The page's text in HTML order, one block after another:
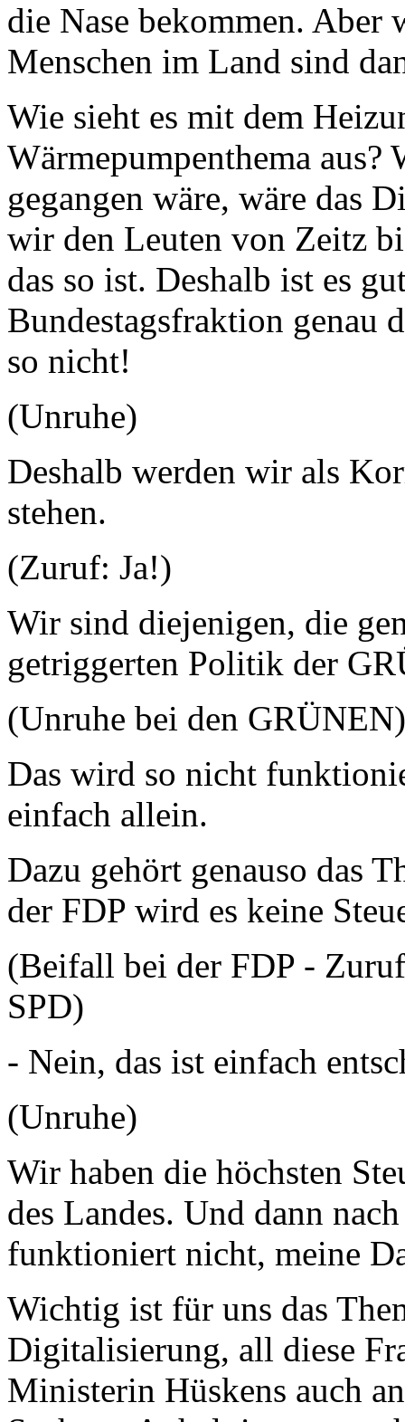
die Nase bekommen. Aber
Menschen im Land sind
Wie sieht es mit dem
Wärmepumpenthema aus?
gegangen wäre, wäre das
wir den Leuten von Zeitz
das so ist. Deshalb ist es
Bundestagsfraktion genau
so nicht!
(Unruhe)
Deshalb werden wir als
stehen.
(Zuruf: Ja!)
Wir sind diejenigen, die
getriggerten Politik der
(Unruhe bei den GRÜNEN)
Das wird so nicht
einfach allein.
Dazu gehört genauso das
der FDP wird es keine
(Beifall bei der FDP -
SPD)
- Nein, das ist einfach
(Unruhe)
Wir haben die höchsten
des Landes. Und dann
funktioniert nicht, meine
Wichtig ist für uns das
Digitalisierung, all diese
Ministerin Hüskens auch